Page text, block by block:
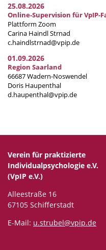
25.08.2026
Online-Supervision für VpIP-
Plattform Zoom
Carina Haindl Strnad
c.haindlstrnad@vpip.de
01.09.2026
Region Saarland
66687 Wadern-Noswendel
Doris Haupenthal
d.haupenthal@vpip.de
Verein für praktizierte
Individualpsychologie e.V.
(VpIP e.V.)
Alleestraße 16
67105 Schifferstadt
E-Mail: u.strubel@vpip.de